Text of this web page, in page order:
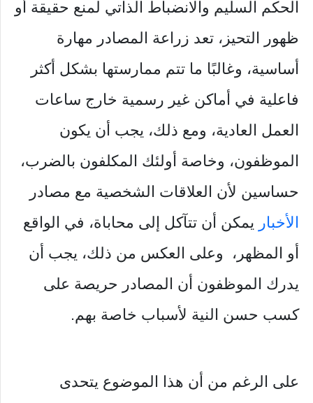
الحكم السليم والانضباط الذاتي لمنع حقيقة أو
ظهور التحيز، تعد زراعة المصادر مهارة
أساسية، وغالبًا ما تتم ممارستها بشكل أكثر
فاعلية في أماكن غير رسمية خارج ساعات
العمل العادية، ومع ذلك، يجب أن يكون
الموظفون، وخاصة أولئك المكلفون بالضرب،
حساسين لأن العلاقات الشخصية مع مصادر
الأخبار يمكن أن تتآكل إلى محاباة، في الواقع
أو المظهر، وعلى العكس من ذلك، يجب أن
يدرك الموظفون أن المصادر حريصة على
كسب حسن النية لأسباب خاصة بهم.
على الرغم من أن هذا الموضوع يتحدى